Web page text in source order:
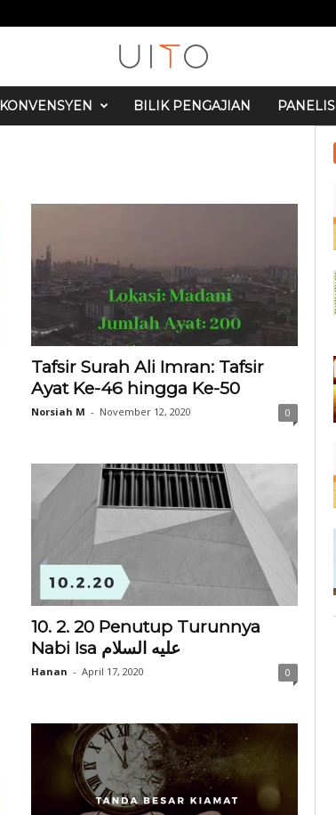
KONVENSYEN BILIK PENGAJIAN PANELIS
Tafsir Surah Ali Imran: Tafsir
Ayat Ke-46 hingga Ke-50
Norsiah M - November 12, 2020 0
10. 2. 20 Penutup Turunnya
Nabi Isa عليه السلام
Hanan - April 17, 2020 0